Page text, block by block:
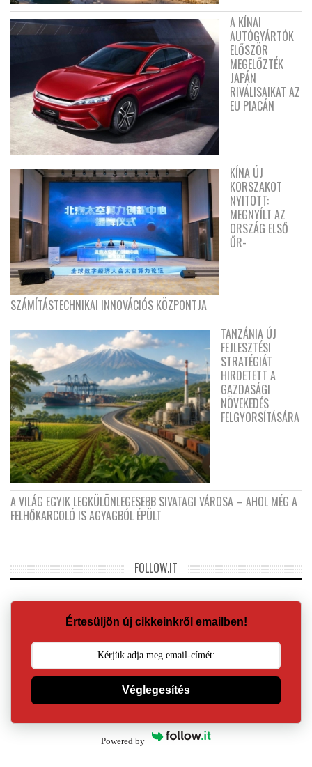
A KÍNAI
AUTÓGYÁRTÓK
ELŐSZÖR
MEGELŐZTÉK
JAPÁN
RIVÁLISAIKAT AZ
EU PIACÁN
KÍNA ÚJ
KORSZAKOT
NYITOTT:
MEGNYÍLT AZ
ORSZÁG ELSŐ
ŰR-
SZÁMÍTÁSTECHNIKAI INNOVÁCIÓS KÖZPONTJA
TANZÁNIA ÚJ
FEJLESZTÉSI
STRATÉGIÁT
HIRDETETT A
GAZDASÁGI
NÖVEKEDÉS
FELGYORSÍTÁSÁRA
A VILÁG EGYIK LEGKÜLÖNLEGESEBB SIVATAGI VÁROSA – AHOL MÉG A
FELHŐKARCOLÓ IS AGYAGBÓL ÉPÜLT
FOLLOW.IT
Értesüljön új cikkeinkről emailben!
Véglegesítés
Powered by